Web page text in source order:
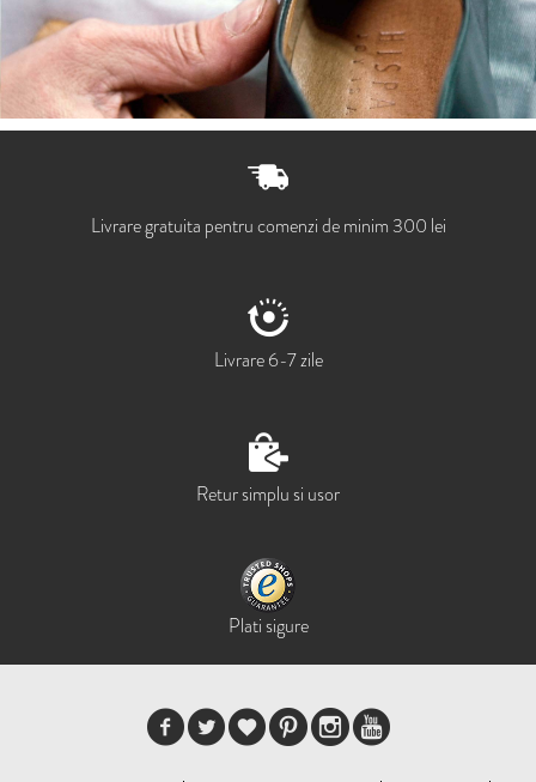
Livrare gratuita pentru comenzi de minim 300 lei
Livrare 6-7 zile
Retur simplu si usor
Plati sigure